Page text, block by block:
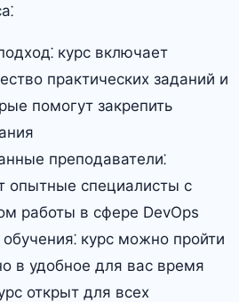
курс включает
практических заданий и
помогут закрепить
преподаватели⁚
опытные специалисты с
работы в сфере DevOps
курс можно пройти
в удобное для вас время
открыт для всех